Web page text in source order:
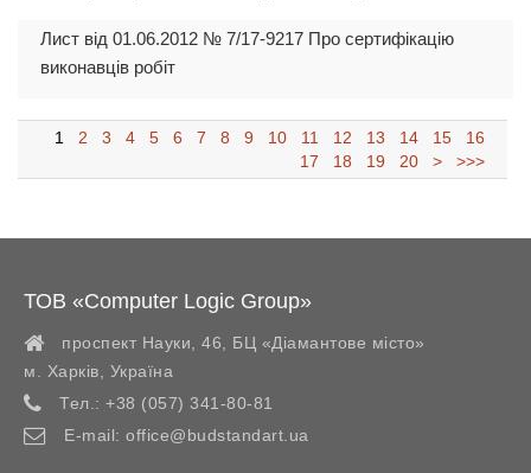
Лист від 01.06.2012 № 7/17-9217 Про сертифікацію
виконавців робіт
1 2 3 4 5 6 7 8 9 10 11 12 13 14 15
16
17
18 19 20 > >>>
ТОВ «Computer Logic Group»
проспект Науки, 46, БЦ «Діамантове місто»
м. Харків
Україна
Тел.: +38 (057) 341-80-81
E-mail: office@budstandart.ua